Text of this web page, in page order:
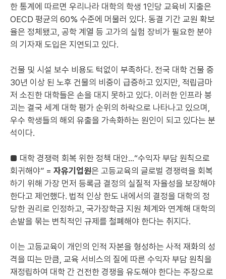
한 통계에 따르면 우리나라 대학의 학생 1인당 교육비 지출은
OECD 평균의 60% 수준에 머물러 있다. 동결 기간 교원 확보
율은 정체됐고, 공학 계열 등 고가의 실험 장비가 필요한 분야
의 기자재 도입은 지연되고 있다.
건물 및 시설 보수 비용도 턱없이 부족하다. 전국 대학 건물 중
30년 이상 된 노후 건물의 비중이 급증하고 있지만, 적립금마
저 소진한 대학들은 손을 대지 못하고 있다. 이러한 인프라 붕
괴는 결국 세계 대학 평가 순위의 하락으로 나타나고 있으며,
우수 학생들의 해외 유출을 가속화하는 원인이 되고 있다는 분
석이다.
■ 대학 경쟁력 회복 위한 정책 대안…“수익자 부담 원칙으로
회귀해야” = 자유기업원은 고등교육의 글로벌 경쟁력을 회복
하기 위해 가장 먼저 등록금 결정의 실질적 자율성을 보장해야
한다고 제언했다. 법적 인상 한도 내에서의 결정을 대학의 정
당한 권리로 인정하고, 국가장학금 지원 체계와 연계해 대학의
손발을 묶는 변칙적인 규제를 철폐해야 한다는 취지다.
이는 고등교육이 개인의 인적 자본을 형성하는 사적 재화의 성
격을 띠는 만큼, 교육 서비스의 질에 따른 수익자 부담 원칙을
재정립하여 대학 간 건전한 경쟁을 유도해야 한다는 주장으로